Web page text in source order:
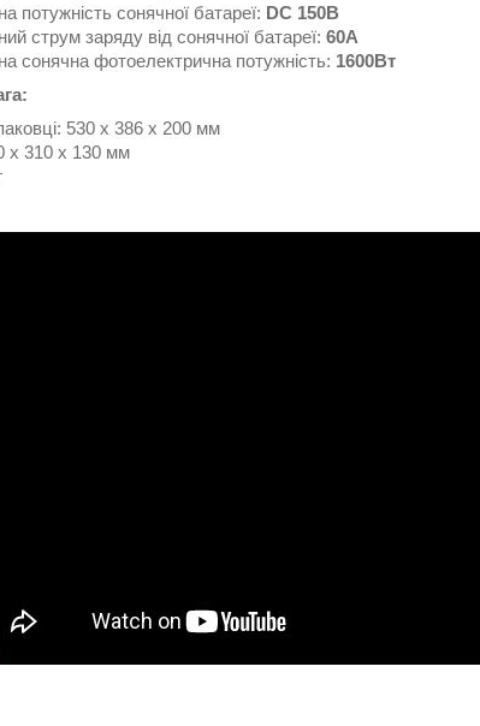
потужність сонячної батареї: DC 150В
струм заряду від сонячної батареї: 60А
сонячна фотоелектрична потужність: 1600Вт
530 x 386 x 200 мм
x 310 x 130 мм